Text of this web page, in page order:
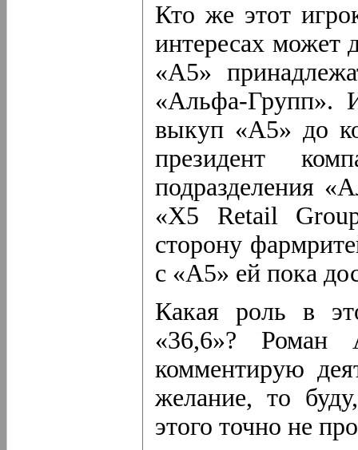
Кто же этот
интересах может
«А5»
«Альфа-Групп».
выкуп «А5» до
президент
подразделения
«X5 Retail
сторону
с «А5» ей пока
Какая роль в
«36,6»? Роман
комментирую
желание, то
этого точно не